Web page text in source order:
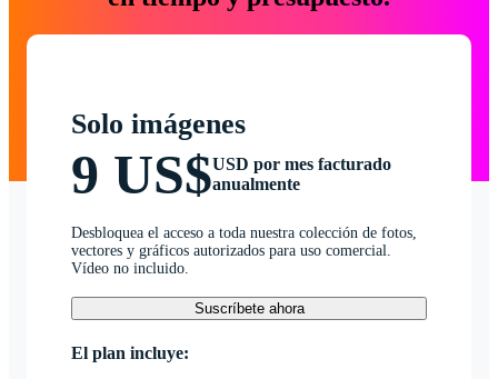
Solo imágenes
9 US$USD por mes facturado
anualmente
Desbloquea el acceso a toda nuestra colección de fotos,
vectores y gráficos autorizados para uso comercial.
Vídeo no incluido.
Suscríbete ahora
El plan incluye: